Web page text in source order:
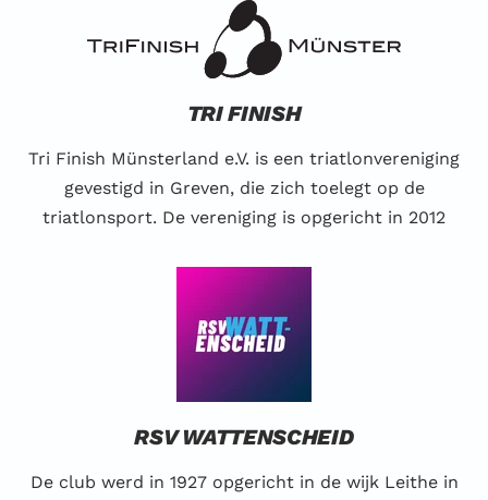
TRI FINISH
Tri Finish Münsterland e.V. is een triatlonvereniging
gevestigd in Greven, die zich toelegt op de
triatlonsport. De vereniging is opgericht in 2012
RSV WATTENSCHEID
De club werd in 1927 opgericht in de wijk Leithe in